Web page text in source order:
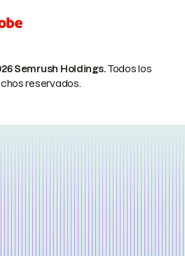
Semrush Holdings.Todos los
reservados.